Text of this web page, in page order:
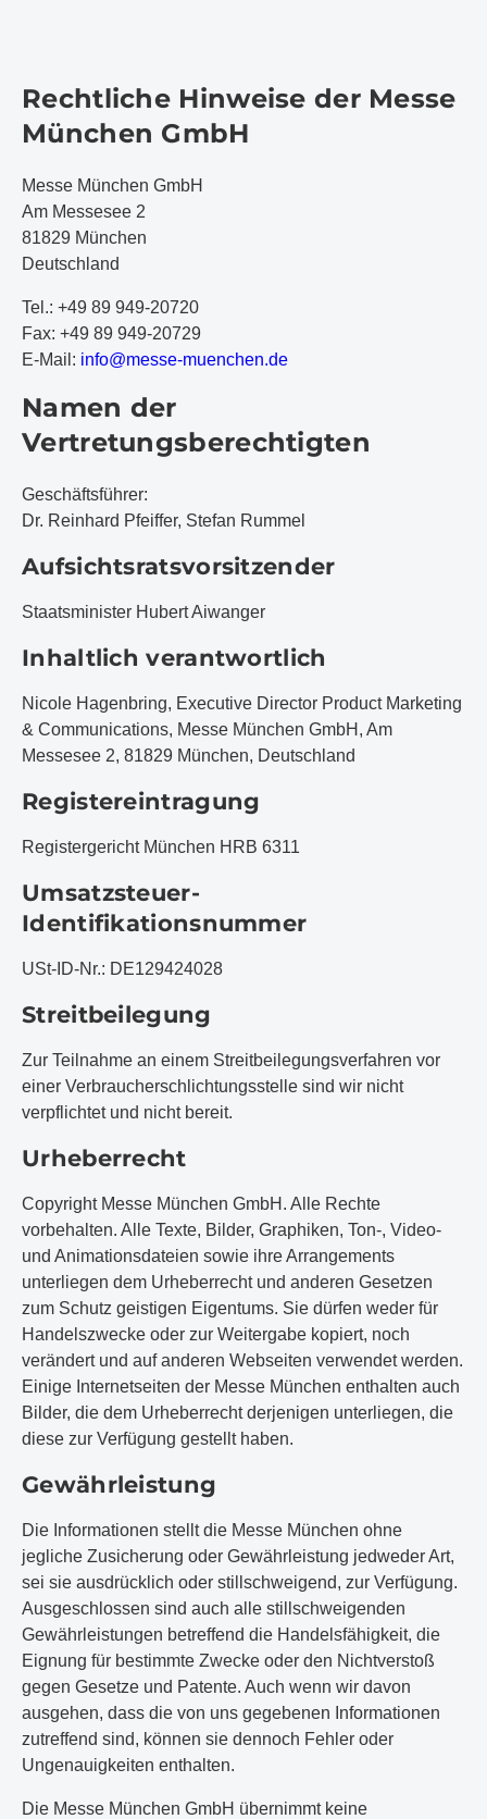
Rechtliche Hinweise der Messe
München GmbH
Messe München GmbH
Am Messesee 2
81829 München
Deutschland
Tel.: +49 89 949-20720
Fax: +49 89 949-20729
E-Mail: info@messe-muenchen.de
Namen der
Vertretungsberechtigten
Geschäftsführer:
Dr. Reinhard Pfeiffer, Stefan Rummel
Aufsichtsratsvorsitzender
Staatsminister Hubert Aiwanger
Inhaltlich verantwortlich
Nicole Hagenbring, Executive Director Product Marketing
& Communications, Messe München GmbH, Am
Messesee 2, 81829 München, Deutschland
Registereintragung
Registergericht München HRB 6311
Umsatzsteuer-
Identifikationsnummer
USt-ID-Nr.: DE129424028
Streitbeilegung
Zur Teilnahme an einem Streitbeilegungsverfahren vor
einer Verbraucherschlichtungsstelle sind wir nicht
verpflichtet und nicht bereit.
Urheberrecht
Copyright Messe München GmbH. Alle Rechte
vorbehalten. Alle Texte, Bilder, Graphiken, Ton-, Video-
und Animationsdateien sowie ihre Arrangements
unterliegen dem Urheberrecht und anderen Gesetzen
zum Schutz geistigen Eigentums. Sie dürfen weder für
Handelszwecke oder zur Weitergabe kopiert, noch
verändert und auf anderen Webseiten verwendet werden.
Einige Internetseiten der Messe München enthalten auch
Bilder, die dem Urheberrecht derjenigen unterliegen, die
diese zur Verfügung gestellt haben.
Gewährleistung
Die Informationen stellt die Messe München ohne
jegliche Zusicherung oder Gewährleistung jedweder Art,
sei sie ausdrücklich oder stillschweigend, zur Verfügung.
Ausgeschlossen sind auch alle stillschweigenden
Gewährleistungen betreffend die Handelsfähigkeit, die
Eignung für bestimmte Zwecke oder den Nichtverstoß
gegen Gesetze und Patente. Auch wenn wir davon
ausgehen, dass die von uns gegebenen Informationen
zutreffend sind, können sie dennoch Fehler oder
Ungenauigkeiten enthalten.
Die Messe München GmbH übernimmt keine